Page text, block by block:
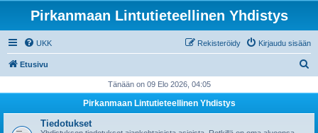
Pirkanmaan Lintutieteellinen Yhdistys
UKK Kirjaudu sisään
Rekisteröidy
Etusivu
i
Tänään on 09 Elo 2026, 04:05
Pirkanmaan Lintutieteellinen Yhdistys
Tiedotukset